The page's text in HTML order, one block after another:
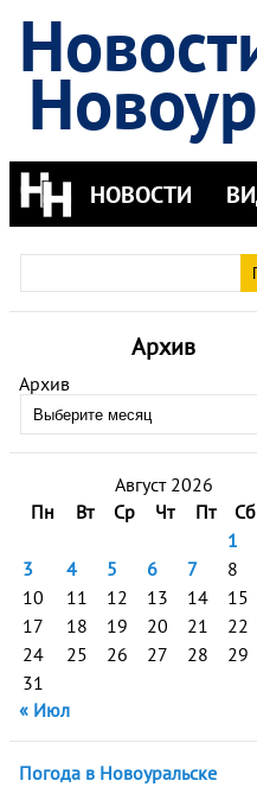
НОВОСТИ
Архив
Архив
Август 2026
Пн
Вт Ср Чт Пт Сб
1
3
4 5 6 7 8
10
11 12 13 14 15
17
18 19 20 21 22
24
25 26 27 28 29
31
« Июл
Погода в Новоуральске